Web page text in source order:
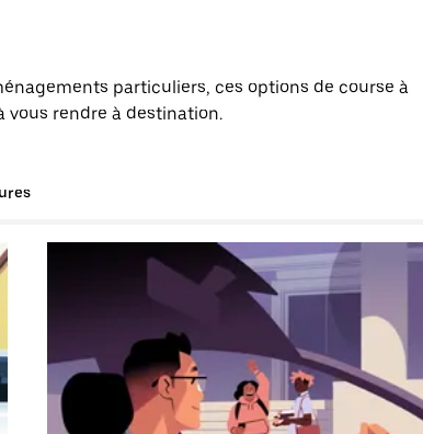
particuliers, ces options de course à
vous rendre à destination.